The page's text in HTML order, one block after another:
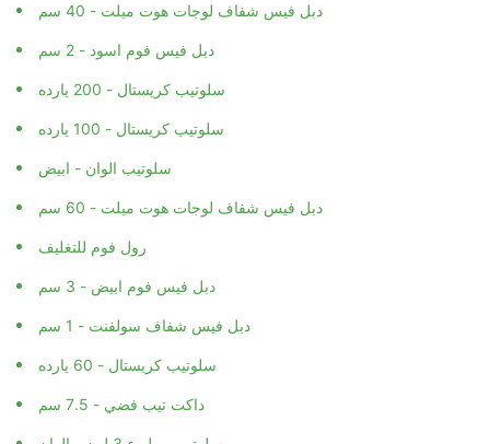
دبل فيس شفاف لوجات هوت ميلت - 40 سم
دبل فيس فوم اسود - 2 سم
سلوتيب كريستال - 200 يارده
سلوتيب كريستال - 100 يارده
سلوتيب الوان - ابيض
دبل فيس شفاف لوجات هوت ميلت - 60 سم
رول فوم للتغليف
دبل فيس فوم ابيض - 3 سم
دبل فيس شفاف سولفنت - 1 سم
سلوتيب كريستال - 60 يارده
داكت تيب فضي - 7.5 سم